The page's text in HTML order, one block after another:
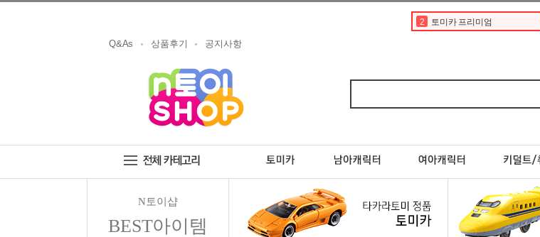
2 토미카 프리미엄
5 디즈니
8 한정판
9 프리미엄
1
Q&As 상품후기 공지사항
N토이샵
BEST아이템